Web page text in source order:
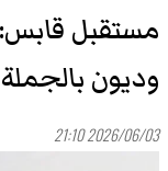
مستقبل
وديون بالجملة
2026/06/03 21:10